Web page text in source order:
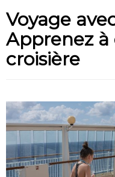
Voyage
Apprenez à
croisière